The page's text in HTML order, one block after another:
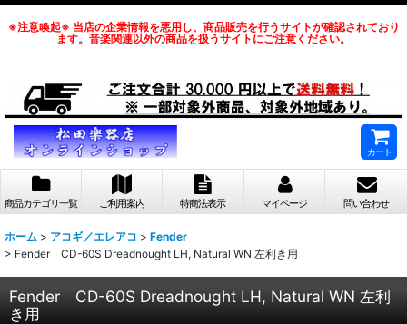
※注意喚起※ 当店の企業情報を悪用し、商品販売を行うサイトが確認されており
ます。音楽関連以外の商品を扱うサイトにご注意ください。
カート
商品カテゴリ一覧 ご利用案内 特商法表示 マイページ 問い合わせ
ホーム > アコギ／エレアコ > Fender
> Fender CD-60S Dreadnought LH, Natural WN 左利き用
Fender CD-60S Dreadnought LH, Natural WN 左利
き用